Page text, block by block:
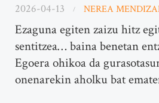
2026-04-13 NEREA
Ezaguna egiten zaizu hitz
sentitzea… baina benetan
Egoera ohikoa da
onenarekin aholku bat